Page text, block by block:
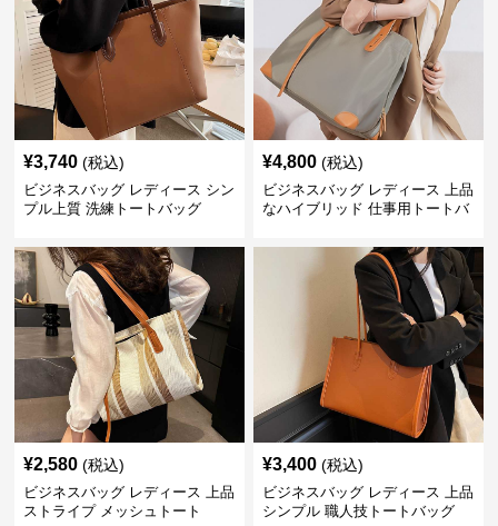
¥3,740 (税込)
ビジネスバッグ レディース シン
プル上質 洗練トートバッグ
¥4,800 (税込)
ビジネスバッグ レディース 上品
なハイブリッド 仕事用トートバ
¥2,580 (税込)
ビジネスバッグ レディース 上品
ストライプ メッシュトート
¥3,400 (税込)
ビジネスバッグ レディース 上品
シンプル 職人技トートバッグ